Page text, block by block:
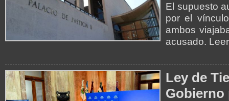
El supuesto
por el
ambos
acusado.
Ley de
Gobierno